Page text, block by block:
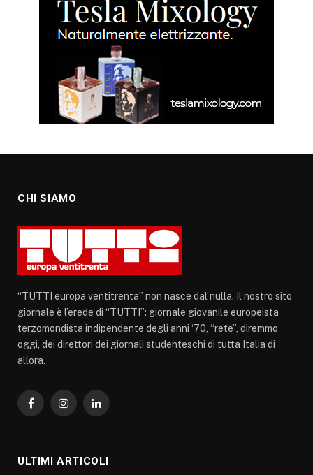
CHI SIAMO
“TUTTI europa ventitrenta” non nasce dal nulla. Il nostro sito
giornale è l’erede di “TUTTI”: giornale giovanile europeista
terzomondista indipendente degli anni ‘70, “rete”, diremmo
oggi, dei direttori dei giornali studenteschi di tutta Italia di
allora.
FacebookInstagramLinkedIn
ULTIMI ARTICOLI